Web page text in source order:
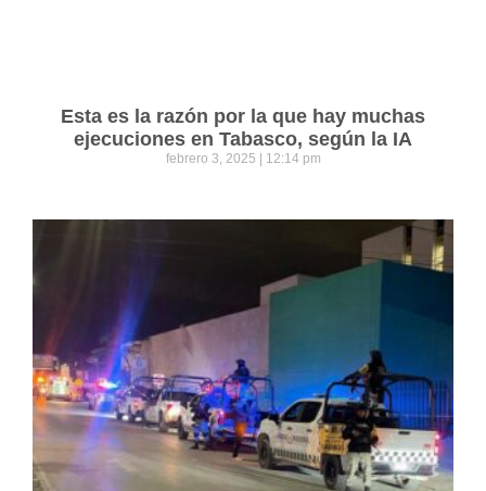
Esta es la razón por la que hay muchas
ejecuciones en Tabasco, según la IA
febrero 3, 2025 12:14 pm